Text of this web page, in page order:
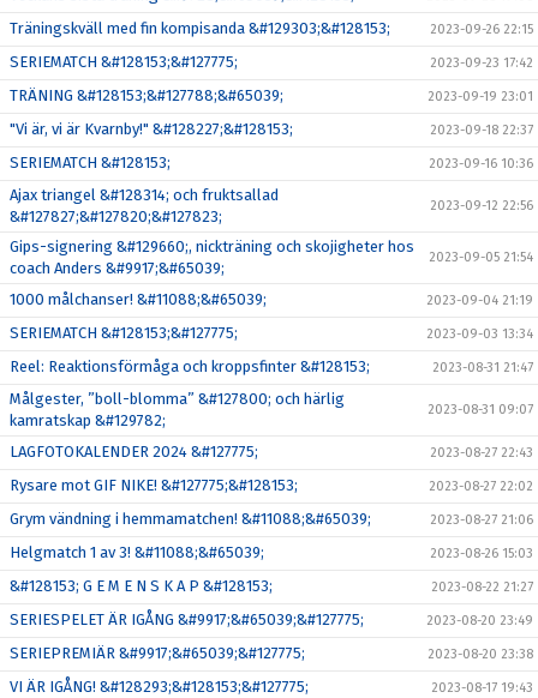
Träningskväll med fin kompisanda &#129303;&#128153; 2023-09-26 22:15
SERIEMATCH &#128153;&#127775; 2023-09-23 17:42
TRÄNING &#128153;&#127788;&#65039; 2023-09-19 23:01
"Vi är, vi är Kvarnby!" &#128227;&#128153; 2023-09-18 22:37
SERIEMATCH &#128153; 2023-09-16 10:36
Ajax triangel &#128314; och fruktsallad
&#127827;&#127820;&#127823;
2023-09-12 22:56
Gips-signering &#129660;, nickträning och skojigheter hos
coach Anders &#9917;&#65039;
2023-09-05 21:54
1000 målchanser! &#11088;&#65039; 2023-09-04 21:19
SERIEMATCH &#128153;&#127775; 2023-09-03 13:34
Reel: Reaktionsförmåga och kroppsfinter &#128153; 2023-08-31 21:47
Målgester, ”boll-blomma” &#127800; och härlig
kamratskap &#129782;
2023-08-31 09:07
LAGFOTOKALENDER 2024 &#127775; 2023-08-27 22:43
Rysare mot GIF NIKE! &#127775;&#128153; 2023-08-27 22:02
Grym vändning i hemmamatchen! &#11088;&#65039; 2023-08-27 21:06
Helgmatch 1 av 3! &#11088;&#65039; 2023-08-26 15:03
&#128153; G E M E N S K A P &#128153; 2023-08-22 21:27
SERIESPELET ÄR IGÅNG &#9917;&#65039;&#127775; 2023-08-20 23:49
SERIEPREMIÄR &#9917;&#65039;&#127775; 2023-08-20 23:38
VI ÄR IGÅNG! &#128293;&#128153;&#127775; 2023-08-17 19:43